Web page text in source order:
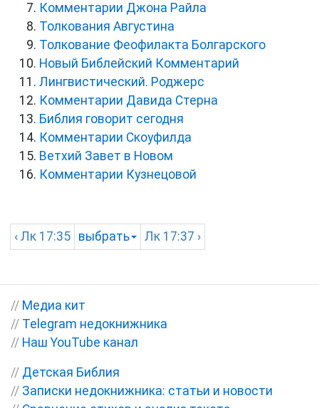
Комментарии Джона Райла
Толкования Августина
Толкование Феофилакта Болгарского
Новый Библейский Комментарий
Лингвистический. Роджерс
Комментарии Давида Стерна
Библия говорит сегодня
Комментарии Скоуфилда
Ветхий Завет в Новом
Комментарии Кузнецовой
‹ Лк 17:35 выбрать Лк 17:37 ›
// Медиа кит
// Telegram недокнижника
// Наш YouTube канал
// Детская Библия
// Записки недокнижника: статьи и новости